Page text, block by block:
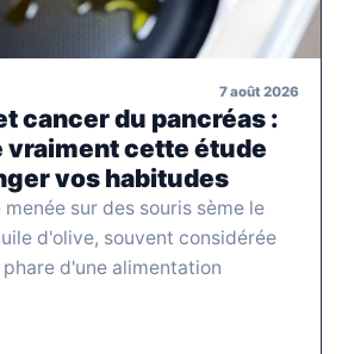
7 août 2026
cancer du pancréas :
vraiment cette étude
vos habitudes
sur des souris sème le
d'olive, souvent considérée
d'une alimentation